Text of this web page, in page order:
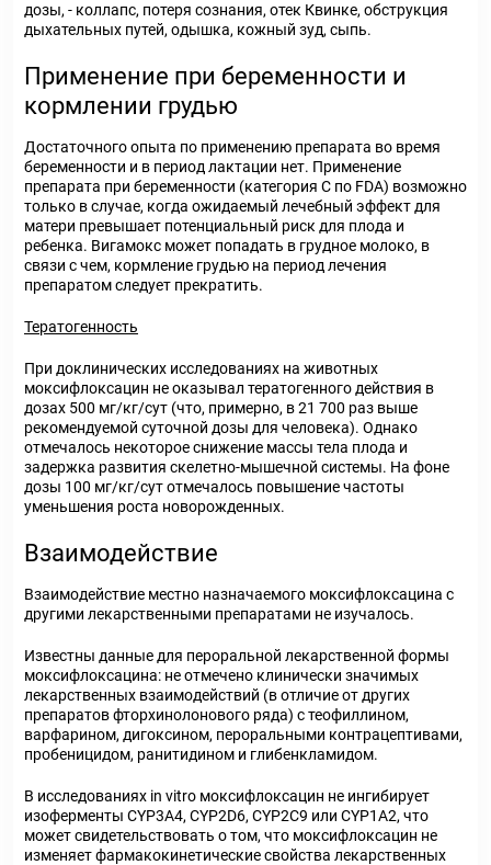
дозы, - коллапс, потеря сознания, отек Квинке, обструкция
дыхательных путей, одышка, кожный зуд, сыпь.
Применение при беременности и
кормлении грудью
Достаточного опыта по применению препарата во время
беременности и в период лактации нет. Применение
препарата при беременности (категория С по FDA) возможно
только в случае, когда ожидаемый лечебный эффект для
матери превышает потенциальный риск для плода и
ребенка. Вигамокс может попадать в грудное молоко, в
связи с чем, кормление грудью на период лечения
препаратом следует прекратить.
Тератогенность
При доклинических исследованиях на животных
моксифлоксацин не оказывал тератогенного действия в
дозах 500 мг/кг/сут (что, примерно, в 21 700 раз выше
рекомендуемой суточной дозы для человека). Однако
отмечалось некоторое снижение массы тела плода и
задержка развития скелетно-мышечной системы. На фоне
дозы 100 мг/кг/сут отмечалось повышение частоты
уменьшения роста новорожденных.
Взаимодействие
Взаимодействие местно назначаемого моксифлоксацина с
другими лекарственными препаратами не изучалось.
Известны данные для пероральной лекарственной формы
моксифлоксацина: не отмечено клинически значимых
лекарственных взаимодействий (в отличие от других
препаратов фторхинолонового ряда) с теофиллином,
варфарином, дигоксином, пероральными контрацептивами,
пробеницидом, ранитидином и глибенкламидом.
В исследованиях in vitro моксифлоксацин не ингибирует
изоферменты CYP3A4, CYP2D6, CYP2C9 или CYP1A2, что
может свидетельствовать о том, что моксифлоксацин не
изменяет фармакокинетические свойства лекарственных